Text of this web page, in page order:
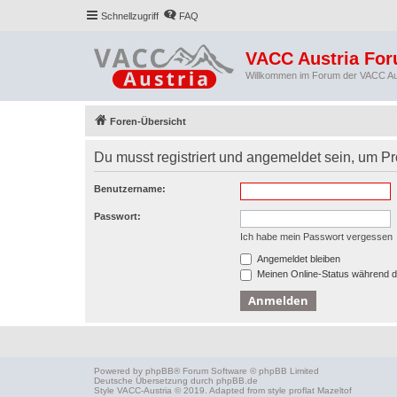
Schnellzugriff FAQ
VACC Austria
Willkommen im Forum der VACC
Foren-Übersicht
Du musst registriert und angemeldet sein, um
Benutzername:
Passwort:
Ich habe mein Passwort vergessen
Angemeldet bleiben
Meinen Online-Status während
Powered by phpBB® Forum Software © phpBB Limited
Deutsche Übersetzung durch phpBB.de
Style VACC-Austria © 2019. Adapted from style proflat Mazeltof